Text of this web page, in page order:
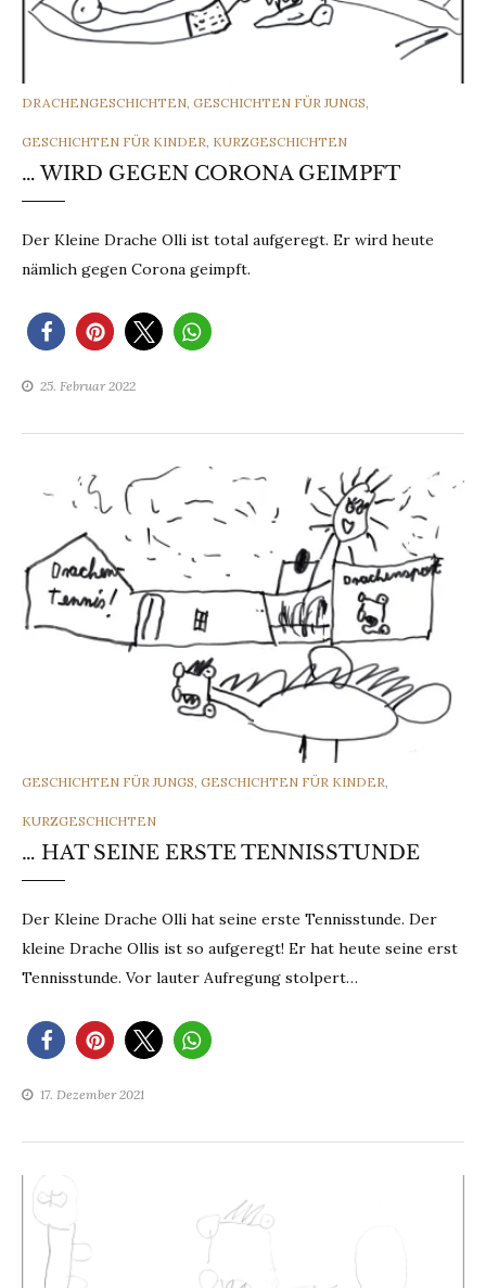
CATEGORIES
DRACHENGESCHICHTEN, GESCHICHTEN FÜR JUNGS,
GESCHICHTEN FÜR KINDER, KURZGESCHICHTEN
… WIRD GEGEN CORONA GEIMPFT
Der Kleine Drache Olli ist total aufgeregt. Er wird heute
nämlich gegen Corona geimpft.
25. Februar 2022
CATEGORIES
GESCHICHTEN FÜR JUNGS GESCHICHTEN FÜR KINDER
KURZGESCHICHTEN
… HAT SEINE ERSTE TENNISSTUNDE
Der Kleine Drache Olli hat seine erste Tennisstunde. Der
kleine Drache Ollis ist so aufgeregt! Er hat heute seine erst
Tennisstunde. Vor lauter Aufregung stolpert…
17. Dezember 2021